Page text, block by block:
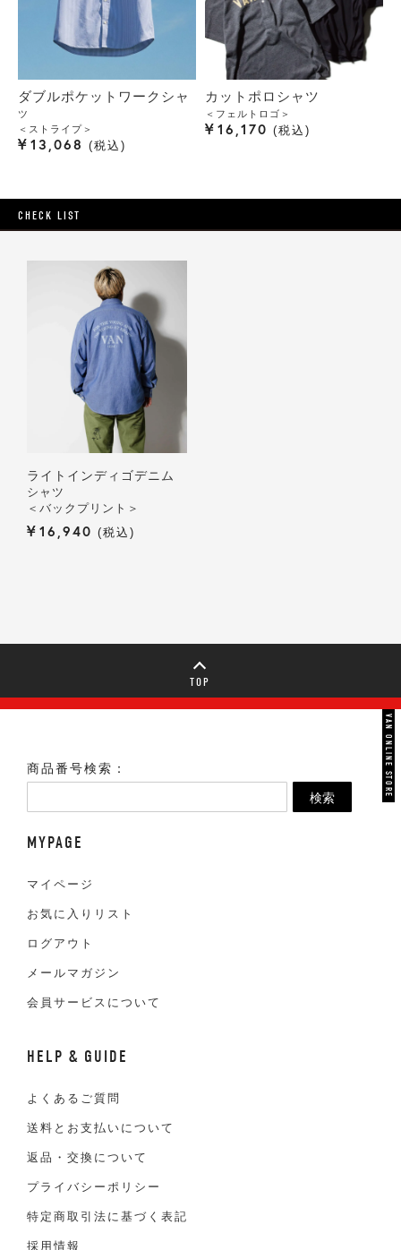
ダブルポケットワークシャ
ツ
＜ストライプ＞
¥ 13,068 税込
カットポロシャツ
＜フェルトロゴ＞
¥ 16,170 税込
CHECK LIST
ライトインディゴデニム
シャツ
＜バックプリント＞
¥ 16,940 税込
TOP
商品番号検索：
検索
MYPAGE
マイページ
お気に入りリスト
ログアウト
メールマガジン
会員サービスについて
HELP & GUIDE
よくあるご質問
送料とお支払いについて
返品・交換について
プライバシーポリシー
特定商取引法に基づく表記
採用情報
VAN ONLINE STORE